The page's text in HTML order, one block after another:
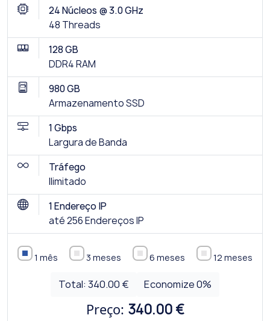
24 Núcleos @ 3.0 GHz
48 Threads
128 GB
DDR4 RAM
980 GB
Armazenamento SSD
1 Gbps
Largura de Banda
Tráfego
Ilimitado
1 Endereço IP
até 256 Endereços IP
1 mês 3 meses 6 meses 12 meses
Total: 340.00 € Economize0%
Preço: 340.00 €